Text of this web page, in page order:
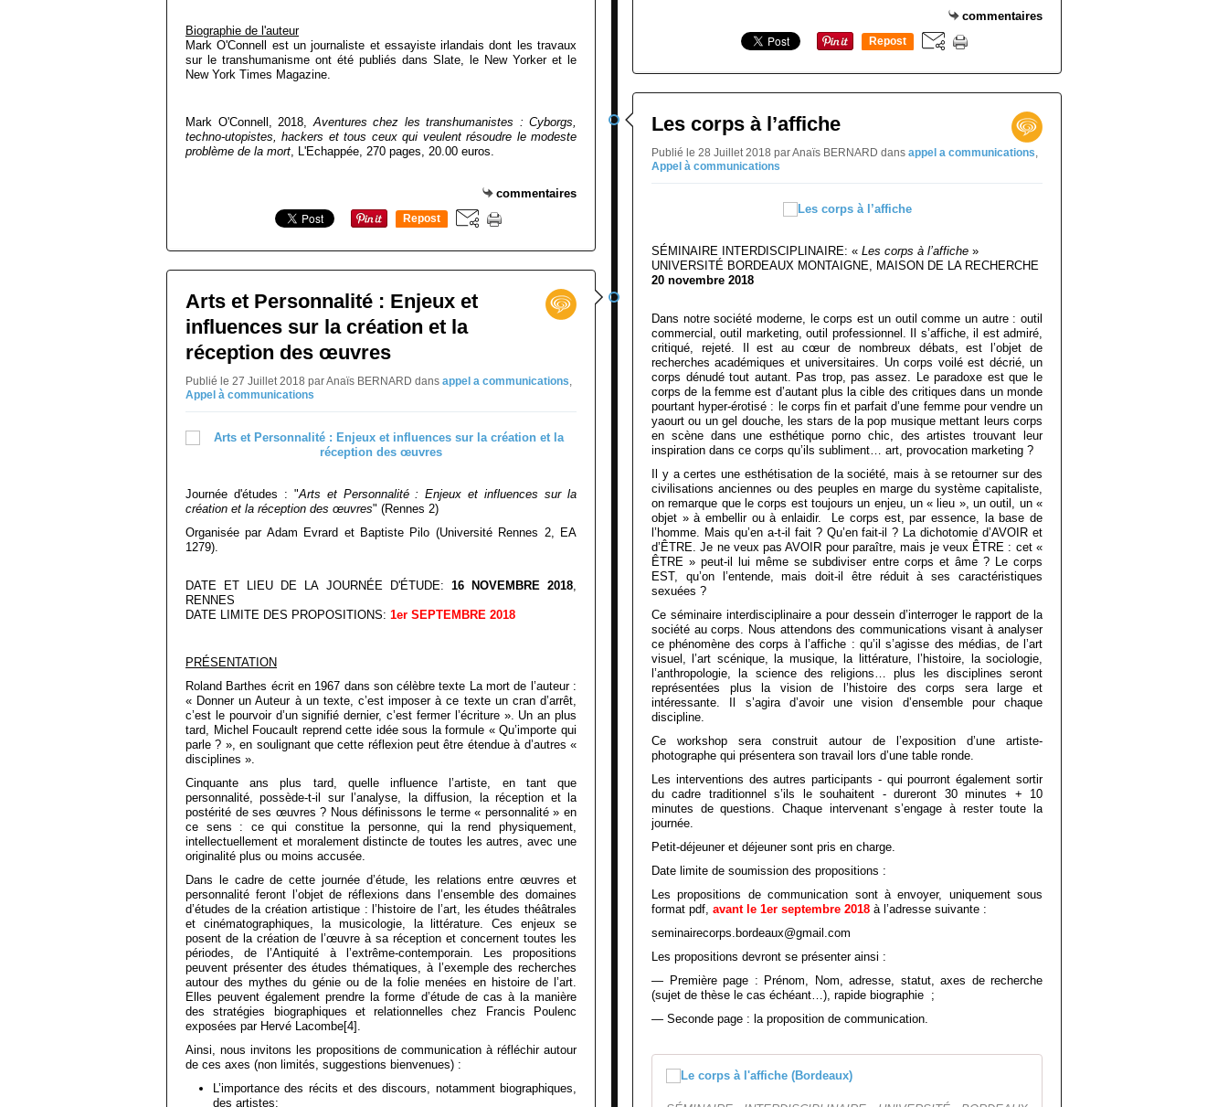
Biographie de l'auteur
Mark O'Connell est un journaliste et essayiste irlandais dont les travaux
sur le transhumanisme ont été publiés dans Slate, le New Yorker et le
New York Times Magazine.
Mark O'Connell, 2018,Aventures chez les transhumanistes : Cyborgs,
techno-utopistes, hackers et tous ceux qui veulent résoudre le modeste
problème de la mort, L'Echappée, 270 pages, 20.00 euros.
commentaires
Repost
Arts et Personnalité : Enjeux et
influences sur la création et la
réception des œuvres
Publié le 27 Juillet 2018 par Anaïs BERNARD dans appel a communications,
Appel à communications
Journée d'études : "Arts et Personnalité : Enjeux et influences sur la
création et la réception des œuvres" (Rennes 2)
Organisée par Adam Evrard et Baptiste Pilo (Université Rennes 2, EA
1279).
DATE ET LIEU DE LA JOURNÉE D'ÉTUDE: 16 NOVEMBRE 2018,
RENNES
DATE LIMITE DES PROPOSITIONS: 1er SEPTEMBRE 2018
PRÉSENTATION
Roland Barthes écrit en 1967 dans son célèbre texte La mort de l’auteur :
« Donner un Auteur à un texte, c’est imposer à ce texte un cran d’arrêt,
c’est le pourvoir d’un signifié dernier, c’est fermer l’écriture ». Un an plus
tard, Michel Foucault reprend cette idée sous la formule « Qu’importe qui
parle ? », en soulignant que cette réflexion peut être étendue à d’autres «
disciplines ».
Cinquante ans plus tard, quelle influence l’artiste, en tant que
personnalité, possède-t-il sur l’analyse, la diffusion, la réception et la
postérité de ses œuvres ? Nous définissons le terme « personnalité » en
ce sens : ce qui constitue la personne, qui la rend physiquement,
intellectuellement et moralement distincte de toutes les autres, avec une
originalité plus ou moins accusée.
Dans le cadre de cette journée d’étude, les relations entre œuvres et
personnalité feront l’objet de réflexions dans l’ensemble des domaines
d’études de la création artistique : l’histoire de l’art, les études théâtrales
et cinématographiques, la musicologie, la littérature. Ces enjeux se
posent de la création de l’œuvre à sa réception et concernent toutes les
périodes, de l’Antiquité à l’extrême-contemporain. Les propositions
peuvent présenter des études thématiques, à l’exemple des recherches
autour des mythes du génie ou de la folie menées en histoire de l’art.
Elles peuvent également prendre la forme d’étude de cas à la manière
des stratégies biographiques et relationnelles chez Francis Poulenc
exposées par Hervé Lacombe[4].
Ainsi, nous invitons les propositions de communication à réfléchir autour
de ces axes (non limités, suggestions bienvenues) :
L’importance des récits et des discours, notamment biographiques,
des artistes;
commentaires
Repost
Les corps à l’affiche
Publié le 28 Juillet 2018 par Anaïs BERNARD dans appel a communications,
Appel à communications
SÉMINAIRE INTERDISCIPLINAIRE: « Les corps à l’affiche »
UNIVERSITÉ BORDEAUX MONTAIGNE, MAISON DE LA RECHERCHE
20 novembre 2018
Dans notre société moderne, le corps est un outil comme un autre : outil
commercial, outil marketing, outil professionnel. Il s’affiche, il est admiré,
critiqué, rejeté. Il est au cœur de nombreux débats, est l’objet de
recherches académiques et universitaires. Un corps voilé est décrié, un
corps dénudé tout autant. Pas trop, pas assez. Le paradoxe est que le
corps de la femme est d’autant plus la cible des critiques dans un monde
pourtant hyper-érotisé : le corps fin et parfait d’une femme pour vendre un
yaourt ou un gel douche, les stars de la pop musique mettant leurs corps
en scène dans une esthétique porno chic, des artistes trouvant leur
inspiration dans ce corps qu’ils subliment… art, provocation marketing ?
Il y a certes une esthétisation de la société, mais à se retourner sur des
civilisations anciennes ou des peuples en marge du système capitaliste,
on remarque que le corps est toujours un enjeu, un « lieu », un outil, un «
objet » à embellir ou à enlaidir. Le corps est, par essence, la base de
l’homme. Mais qu’en a-t-il fait ? Qu’en fait-il ? La dichotomie d’AVOIR et
d’ÊTRE. Je ne veux pas AVOIR pour paraître, mais je veux ÊTRE : cet «
ÊTRE » peut-il lui même se subdiviser entre corps et âme ? Le corps
EST, qu’on l’entende, mais doit-il être réduit à ses caractéristiques
sexuées ?
Ce séminaire interdisciplinaire a pour dessein d’interroger le rapport de la
société au corps. Nous attendons des communications visant à analyser
ce phénomène des corps à l’affiche : qu’il s’agisse des médias, de l’art
visuel, l’art scénique, la musique, la littérature, l’histoire, la sociologie,
l’anthropologie, la science des religions… plus les disciplines seront
représentées plus la vision de l’histoire des corps sera large et
intéressante. Il s’agira d’avoir une vision d’ensemble pour chaque
discipline.
Ce workshop sera construit autour de l’exposition d’une artiste-
photographe qui présentera son travail lors d’une table ronde.
Les interventions des autres participants - qui pourront également sortir
du cadre traditionnel s’ils le souhaitent - dureront 30 minutes + 10
minutes de questions. Chaque intervenant s’engage à rester toute la
journée.
Petit-déjeuner et déjeuner sont pris en charge.
Date limite de soumission des propositions :
Les propositions de communication sont à envoyer, uniquement sous
format pdf, avant le 1er septembre 2018 à l’adresse suivante :
seminairecorps.bordeaux@gmail.com
Les propositions devront se présenter ainsi :
— Première page : Prénom, Nom, adresse, statut, axes de recherche
(sujet de thèse le cas échéant…), rapide biographie ;
— Seconde page : la proposition de communication.